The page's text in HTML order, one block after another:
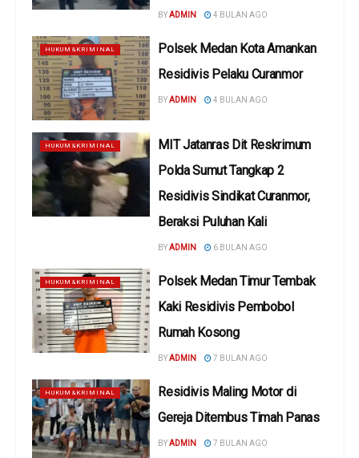
BYADMIN 4 BULAN AGO
HUKUM&KRIMINAL
Polsek Medan Kota Amankan
Residivis Pelaku Curanmor
BYADMIN 4 BULAN AGO
HUKUM&KRIMINAL
MIT Jatanras Dit Reskrimum
Polda Sumut Tangkap 2
Residivis Sindikat Curanmor,
Beraksi Puluhan Kali
BYADMIN 6 BULAN AGO
HUKUM&KRIMINAL
Polsek Medan Timur Tembak
Kaki Residivis Pembobol
Rumah Kosong
BYADMIN 7 BULAN AGO
HUKUM&KRIMINAL
Residivis Maling Motor di
Gereja Ditembus Timah Panas
BYADMIN 7 BULAN AGO